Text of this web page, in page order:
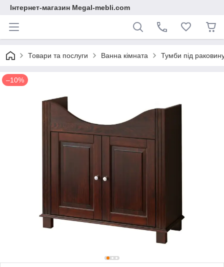
Інтернет-магазин Megal-mebli.com
Товари та послуги Ванна кімната Тумби під
–10%